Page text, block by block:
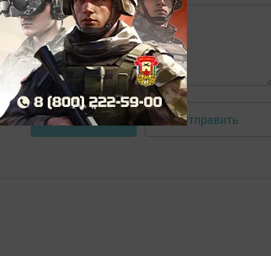
Авторизоваться Отправить